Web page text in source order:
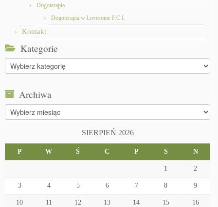
Dogoterapia
Dogoterapia w Lovesome F.C.I.
Kontakt
Kategorie
Kategorie
Archiwa
Archiwa
SIERPIEŃ 2026
P W Ś C P S N
1 2
3 4 5 6 7 8 9
10 11 12 13 14 15 16